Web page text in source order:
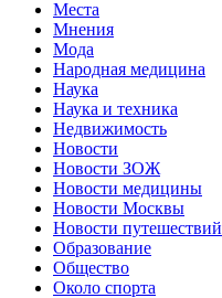
Места
Мнения
Мода
Народная медицина
Наука
Наука и техника
Недвижимость
Новости
Новости ЗОЖ
Новости медицины
Новости Москвы
Новости путешествий
Образование
Общество
Около спорта